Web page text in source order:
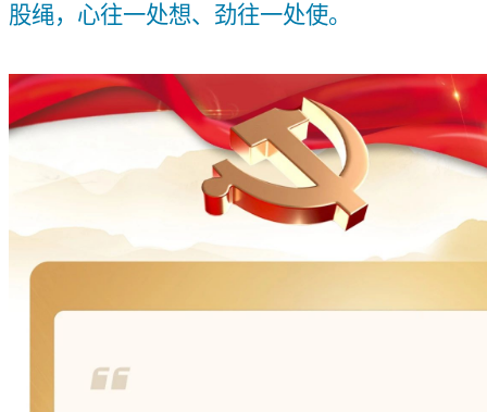
股绳，心往一处想、劲往一处使。